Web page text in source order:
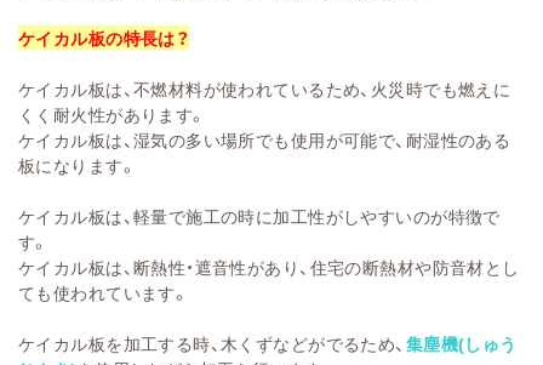
ケイカル板の特長は？
ケイカル板は、不燃材料が使われているため、火災時でも燃えに
くく耐火性があります。
ケイカル板は、湿気の多い場所でも使用が可能で、耐湿性のある
板になります。
ケイカル板は、軽量で施工の時に加工性がしやすいのが特徴で
す。
ケイカル板は、断熱性・遮音性があり、住宅の断熱材や防音材とし
ても使われています。
ケイカル板を加工する時、木くずなどがでるため、 集塵機(しゅう